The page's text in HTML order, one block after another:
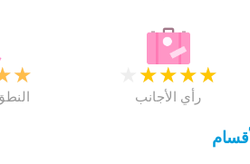
★ ★
★
★
★
رأي الأجانب